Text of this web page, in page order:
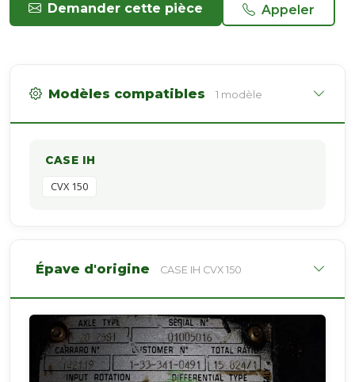
Demander cette pièce Appeler
Modèles compatibles 1 modèle
CASE IH
CVX 150
Épave d'origine CASE IH CVX 150